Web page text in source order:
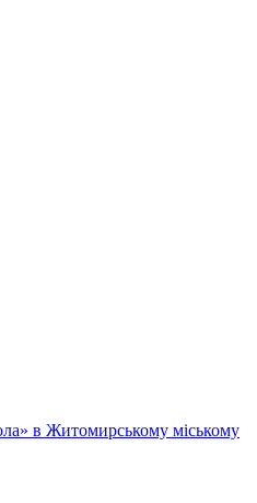
в Житомирському міському